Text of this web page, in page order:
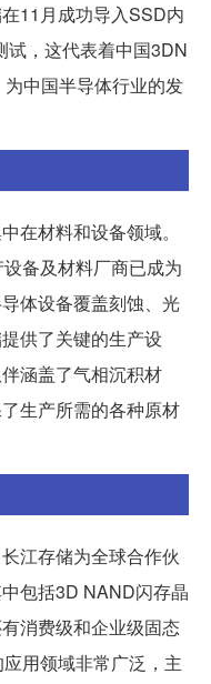
11月成功导入SSD内
，这代表着中国3DN
中国半导体行业的发
在材料和设备领域。
备及材料厂商已成为
体设备覆盖刻蚀、光
供了关键的生产设
涵盖了气相沉积材
生产所需的各种原材
江存储为全球合作伙
包括3D NAND闪存晶
消费级和企业级固态
用领域非常广泛，主